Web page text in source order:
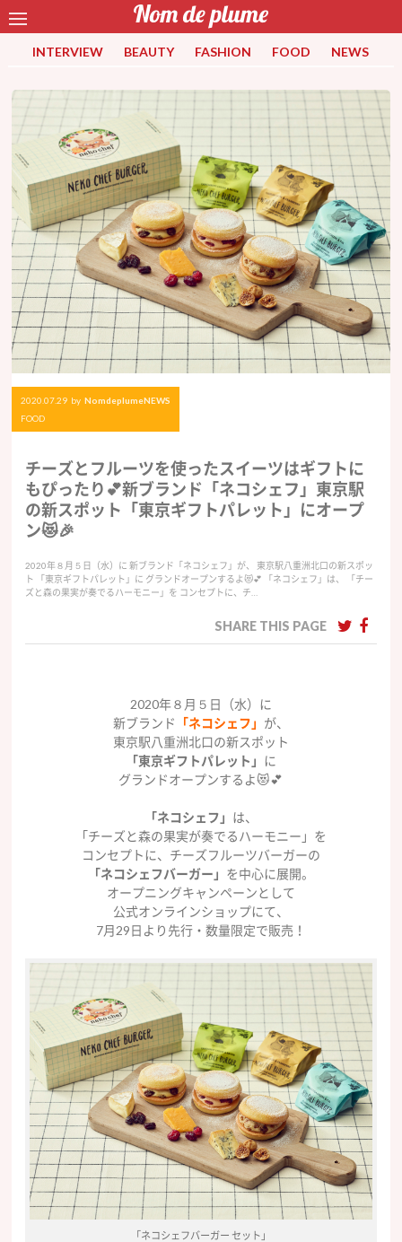
INTERVIEW BEAUTY FASHION FOOD NEWS
2020.07.29 by NomdeplumeNEWS
FOOD
チーズとフルーツを使ったスイーツはギフトに
もぴったり💕新ブランド「ネコシェフ」東京駅
の新スポット「東京ギフトパレット」にオープ
ン😻🎉
2020年８月５日（水）に 新ブランド「ネコシェフ」が、 東京駅八重洲北口の新スポッ
ト 「東京ギフトパレット」に グランドオープンするよ😻💕 「ネコシェフ」は、 「チー
ズと森の果実が奏でるハーモニー」を コンセプトに、チ…
SHARE THIS PAGE
2020年８月５日（水）に
新ブランド
「ネコシェフ」 が、
東京駅八重洲北口の新スポット
「東京ギフトパレット」 に
グランドオープンするよ😻💕
「ネコシェフ」 は、
「チーズと森の果実が奏でるハーモニー」を
コンセプトに、チーズフルーツバーガーの
「ネコシェフバーガー」 を中心に展開。
オープニングキャンペーンとして
公式オンラインショップにて、
7月29日より先行・数量限定で販売！
「ネコシェフバーガー セット」